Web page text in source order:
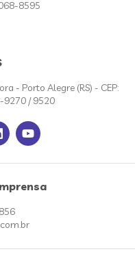
8595
- Porto Alegre (RS) - CEP:
9270 / 9520